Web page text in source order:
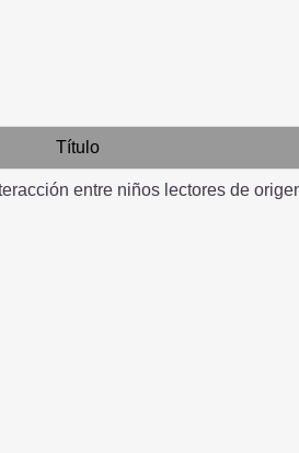
Título
entre niños lectores de